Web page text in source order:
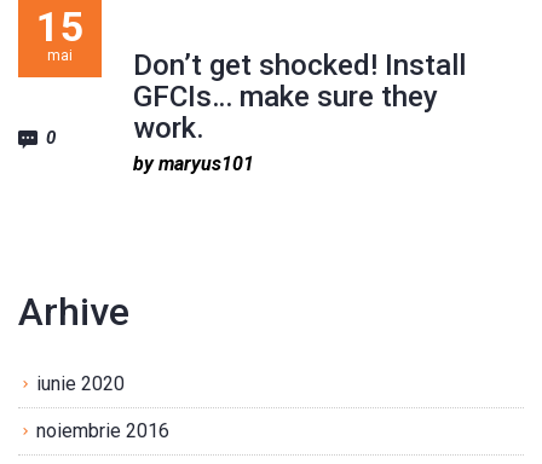
Don’t get shocked! Install
GFCIs… make sure they
work.
15
mai
by maryus101
0
Arhive
iunie 2020
noiembrie 2016